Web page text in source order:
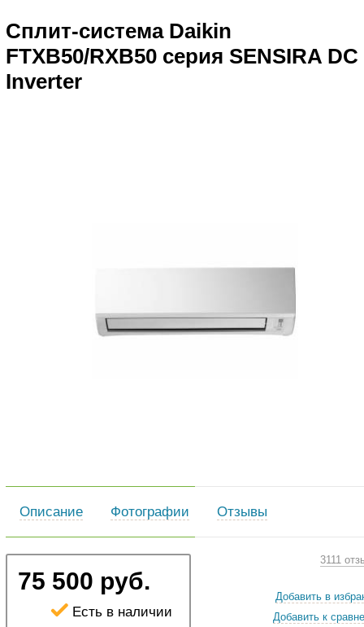
Сплит-система Daikin
FTXB50/RXB50 серия SENSIRA DC
Inverter
Описание Фотографии Отзывы
75 500 руб.
Есть в наличии
3111
Добавить в
Добавить к